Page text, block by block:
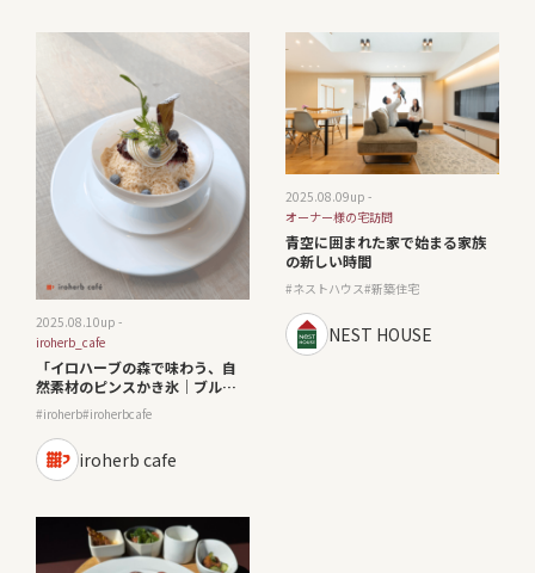
「イロハーブの森で味わう、自
然素材のピンスかき氷｜ブルー
ベリー・桃・シトラスがイロど
る夏」
2025.08.10up -
iroherb_cafe
iroherb iroherbcafe
iroherb cafe
青空に囲まれた家で始まる家族
の新しい時間
2025.08.09up -
オーナー様の宅訪問
ネストハウス 新築住宅
NEST HOUSE